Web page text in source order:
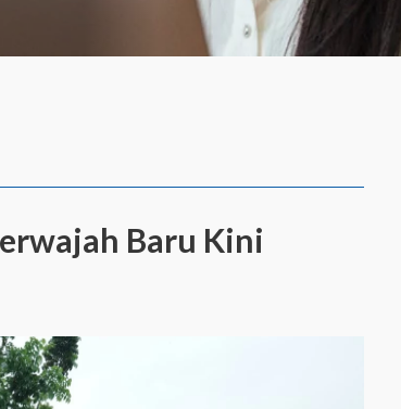
Baru Kini